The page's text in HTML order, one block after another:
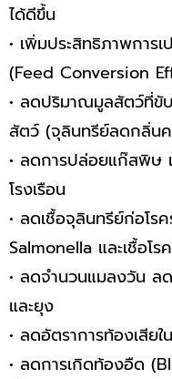
ได้ดีขึ้น
• เพิ่มประสิทธิภาพการเ
(Feed Conversion
• ลดปริมาณมูลสัตว์ที่ขั
สัตว์ (จุลินทรีย์ลดกลิ่น
• ลดการปล่อยแก๊สพิษ เ
โรงเรือน
• ลดเชื้อจุลินทรีย์ก่อโร
Salmonella และเชื้อโ
• ลดจำนวนแมลงวัน ล
และยุง
• ลดอัตราการท้องเสีย
• ลดการเกิดท้องอืด